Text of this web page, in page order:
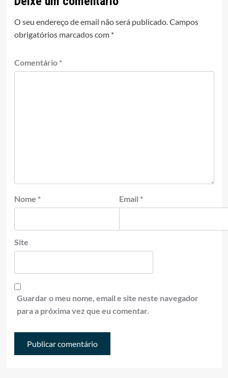
O seu endereço de email não será publicado.Campos
obrigatórios marcados com *
Comentário *
Nome * Email *
Site
Guardar o meu nome, email e site neste navegador
para a próxima vez que eu comentar.